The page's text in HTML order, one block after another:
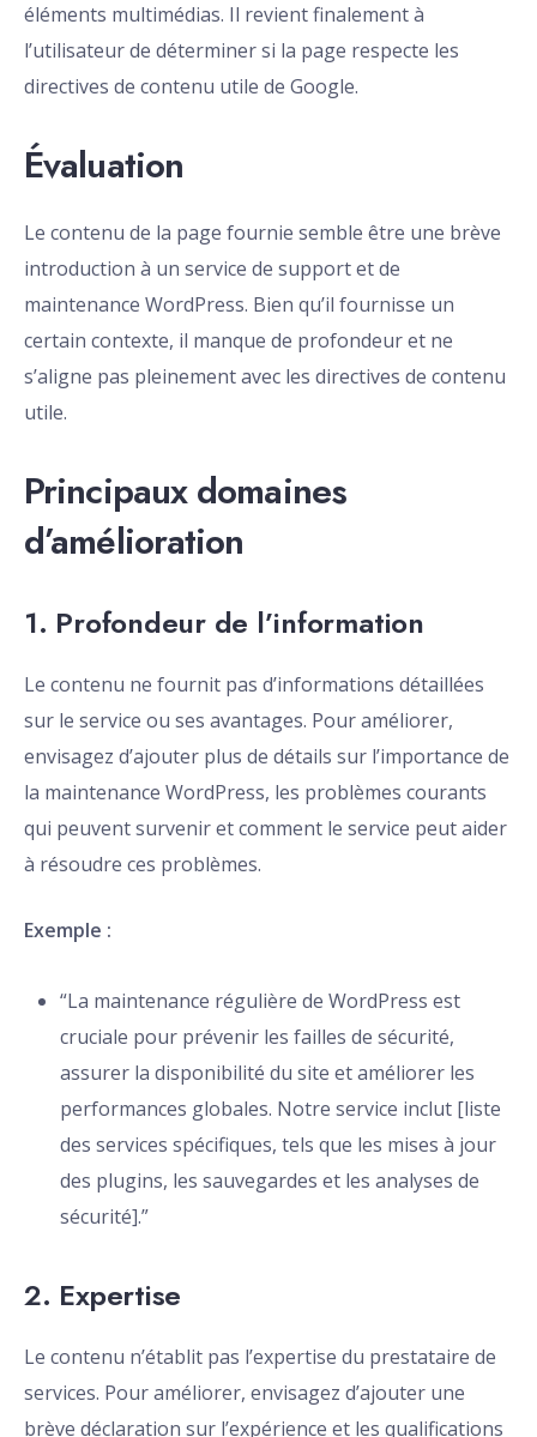
éléments multimédias. Il revient finalement à
l’utilisateur de déterminer si la page respecte les
directives de contenu utile de Google.
Évaluation
Le contenu de la page fournie semble être une brève
introduction à un service de support et de
maintenance WordPress. Bien qu’il fournisse un
certain contexte, il manque de profondeur et ne
s’aligne pas pleinement avec les directives de contenu
utile.
Principaux domaines
d’amélioration
1. Profondeur de l’information
Le contenu ne fournit pas d’informations détaillées
sur le service ou ses avantages. Pour améliorer,
envisagez d’ajouter plus de détails sur l’importance de
la maintenance WordPress, les problèmes courants
qui peuvent survenir et comment le service peut aider
à résoudre ces problèmes.
Exemple :
“La maintenance régulière de WordPress est
cruciale pour prévenir les failles de sécurité,
assurer la disponibilité du site et améliorer les
performances globales. Notre service inclut [liste
des services spécifiques, tels que les mises à jour
des plugins, les sauvegardes et les analyses de
sécurité].”
2. Expertise
Le contenu n’établit pas l’expertise du prestataire de
services. Pour améliorer, envisagez d’ajouter une
brève déclaration sur l’expérience et les qualifications